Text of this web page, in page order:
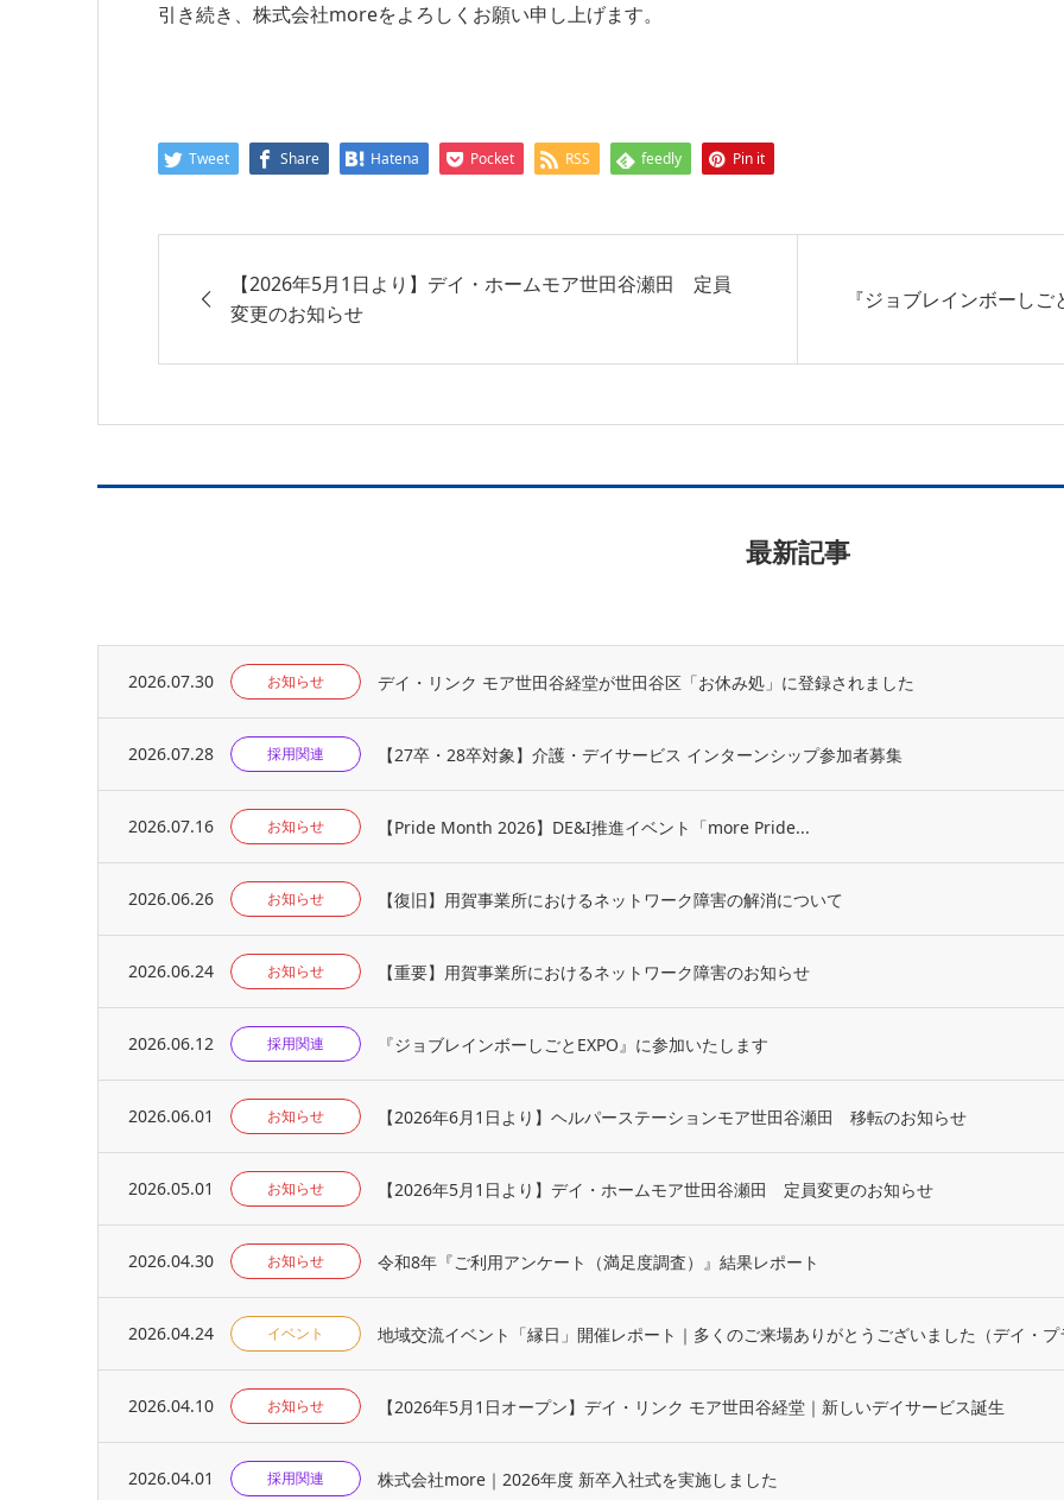
引き続き、株式会社moreをよろしくお願い申し上げます。
Tweet Share Hatena Pocket RSS feedly Pin it
【2026年5月1日より】デイ・ホームモア世田谷瀬田 定員
変更のお知らせ
『ジョブレインボーし
最新記事
2026.07.30 お知らせ デイ・リンク モア世田谷経堂が世田谷区「お休み処」に登録されました
2026.07.28 採用関連 【27卒・28卒対象】介護・デイサービス インターンシップ参加者募集
2026.07.16 お知らせ 【Pride Month 2026】DE&I推進イベント「more Pride...
2026.06.26 お知らせ 【復旧】用賀事業所におけるネットワーク障害の解消について
2026.06.24 お知らせ 【重要】用賀事業所におけるネットワーク障害のお知らせ
2026.06.12 採用関連 『ジョブレインボーしごとEXPO』に参加いたします
2026.06.01 お知らせ 【2026年6月1日より】ヘルパーステーションモア世田谷瀬田 移転のお知らせ
2026.05.01 お知らせ 【2026年5月1日より】デイ・ホームモア世田谷瀬田 定員変更のお知らせ
2026.04.30 お知らせ 令和8年『ご利用アンケート（満足度調査）』結果レポート
2026.04.24 イベント 地域交流イベント「縁日」開催レポート｜多くのご来場ありがとうございました（デイ・
2026.04.10 お知らせ 【2026年5月1日オープン】デイ・リンク モア世田谷経堂｜新しいデイサービス誕生
2026.04.01 採用関連 株式会社more｜2026年度 新卒入社式を実施しました